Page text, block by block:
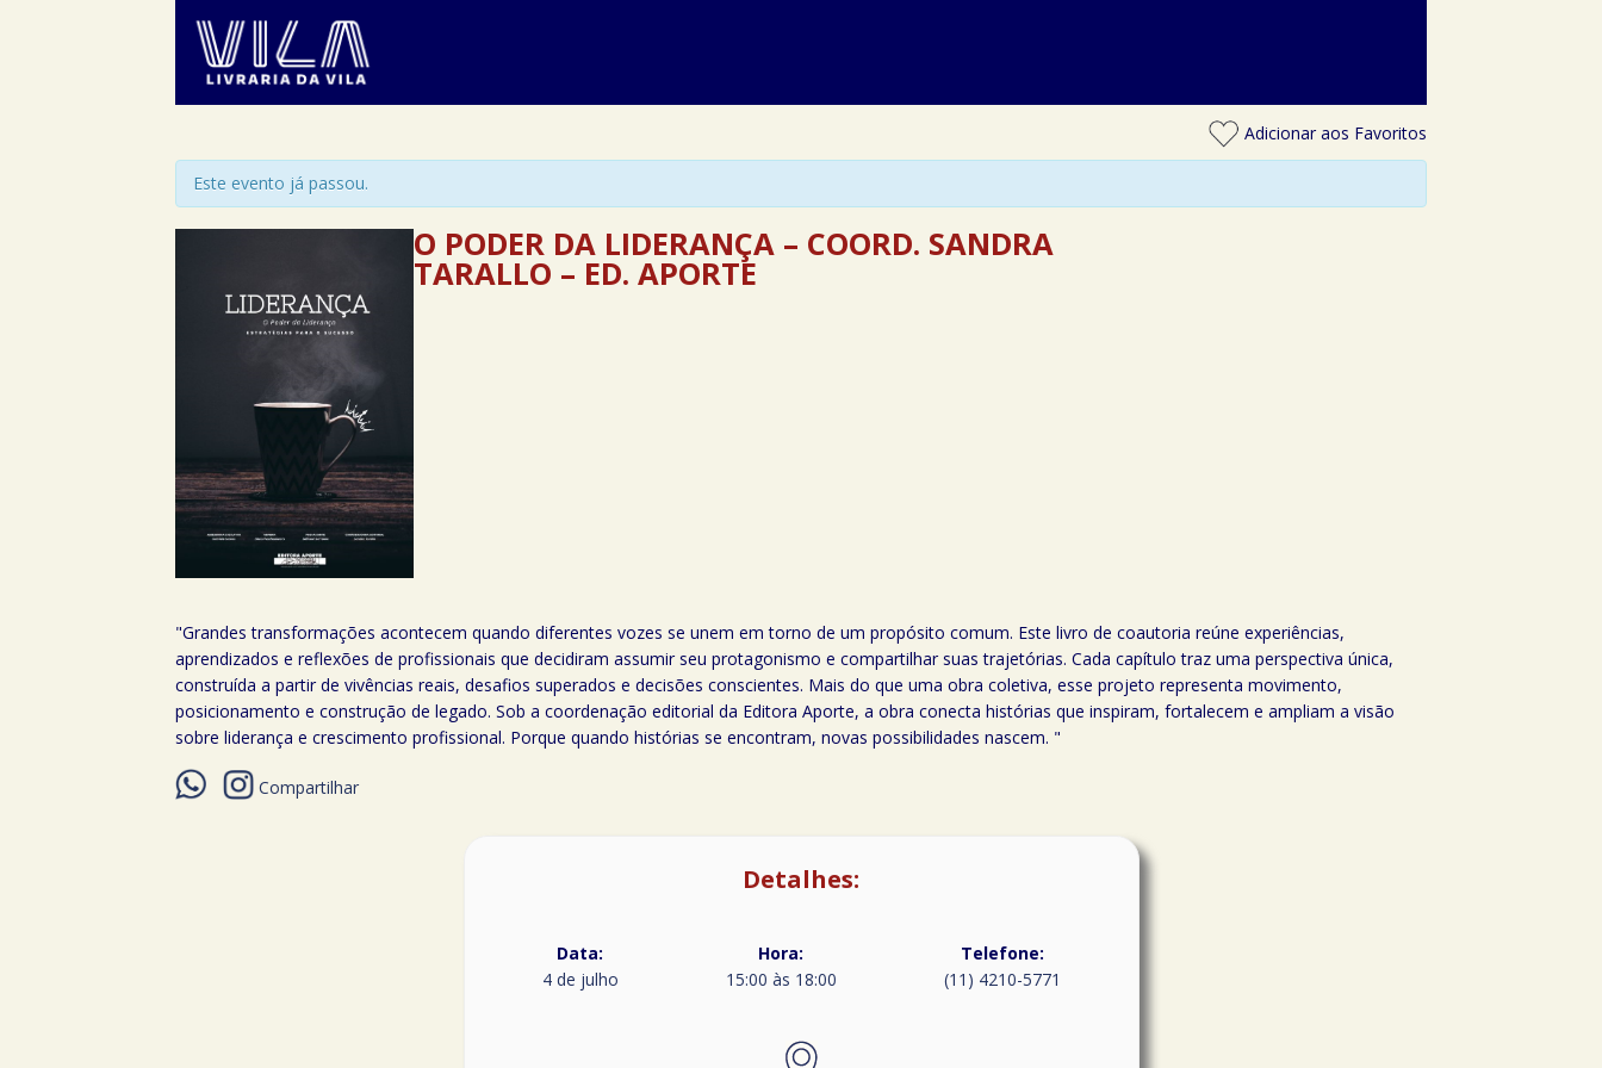
Adicionar aos Favoritos
Este evento já passou.
O PODER DA LIDERANÇA – COORD. SANDRA
TARALLO – ED. APORTE
"Grandes transformações acontecem quando diferentes vozes se unem em torno de um propósito comum. Este livro de coautoria reúne experiências,
aprendizados e reflexões de profissionais que decidiram assumir seu protagonismo e compartilhar suas trajetórias. Cada capítulo traz uma perspectiva única,
construída a partir de vivências reais, desafios superados e decisões conscientes. Mais do que uma obra coletiva, esse projeto representa movimento,
posicionamento e construção de legado. Sob a coordenação editorial da Editora Aporte, a obra conecta histórias que inspiram, fortalecem e ampliam a visão
sobre liderança e crescimento profissional. Porque quando histórias se encontram, novas possibilidades nascem. "
Compartilhar
Detalhes:
Data:
4 de julho
Hora:
15:00 às 18:00
Telefone:
(11) 4210-5771